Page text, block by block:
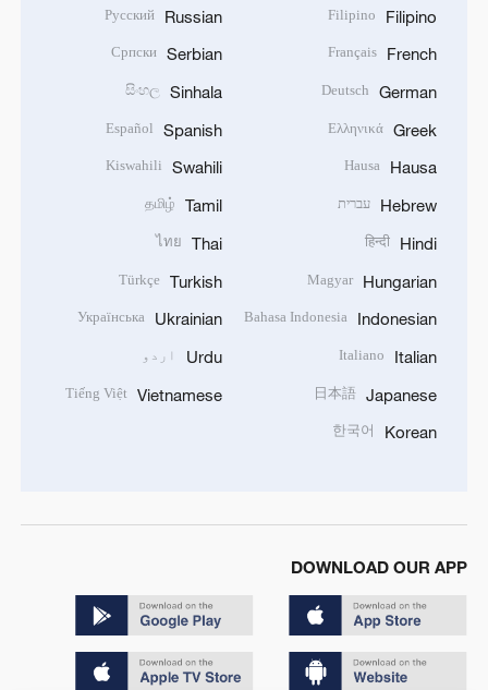
Filipino
Filipino
French
Français
German
Deutsch
Greek
Ελληνικά
Hausa
Hausa
Hebrew עברית
Hindi
हिन्दी
Hungarian
Magyar
Indonesian
Bahasa Indonesia
Italian
Italiano
Japanese
日本語
Korean
한국어
Russian
Русский
Serbian
Српски
Sinhala
සිංහල
Spanish
Español
Swahili
Kiswahili
Tamil
தமிழ்
Thai
ไทย
Turkish
Türkçe
Ukrainian
Українська
Urdu اردو
Vietnamese
Tiếng Việt
DOWNLOAD OUR APP